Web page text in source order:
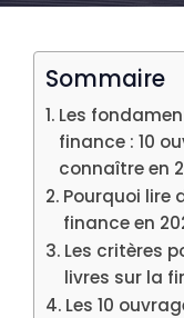
Sommaire
Les
finance : 10
connaître en
Pourquoi lire
finance en
Les critères
livres sur la
Les 10